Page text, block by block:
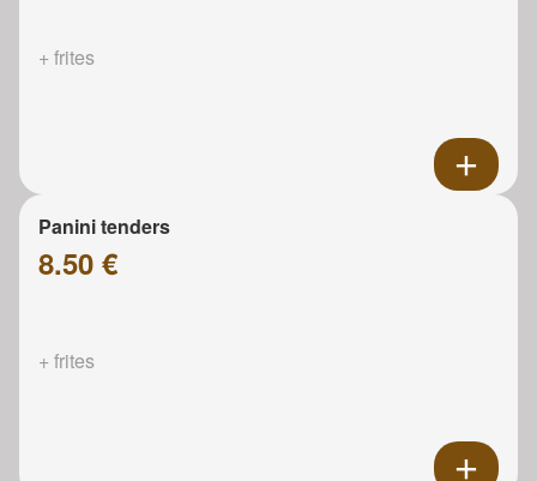
+ frites
Panini tenders
8.50 €
+ frites